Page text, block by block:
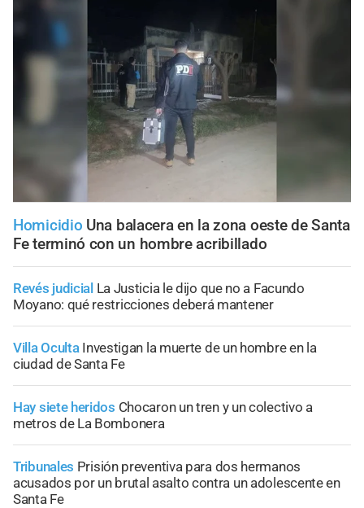
Homicidio Una balacera en la zona oeste de Santa
Fe terminó con un hombre acribillado
Revés judicial La Justicia le dijo que no a Facundo
Moyano: qué restricciones deberá mantener
Villa Oculta Investigan la muerte de un hombre en la
ciudad de Santa Fe
Hay siete heridos Chocaron un tren y un colectivo a
metros de La Bombonera
Tribunales Prisión preventiva para dos hermanos
acusados por un brutal asalto contra un adolescente en
Santa Fe